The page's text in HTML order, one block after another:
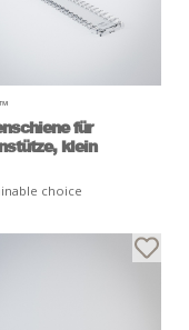
für
klein
choice